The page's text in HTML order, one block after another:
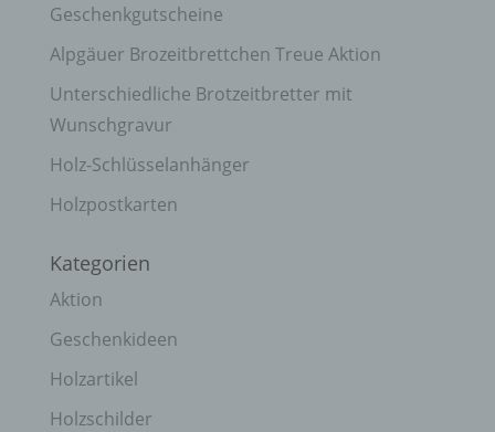
Geschenkgutscheine
Alpgäuer Brozeitbrettchen Treue Aktion
Unterschiedliche Brotzeitbretter mit
Wunschgravur
Holz-Schlüsselanhänger
Holzpostkarten
Kategorien
Aktion
Geschenkideen
Holzartikel
Holzschilder